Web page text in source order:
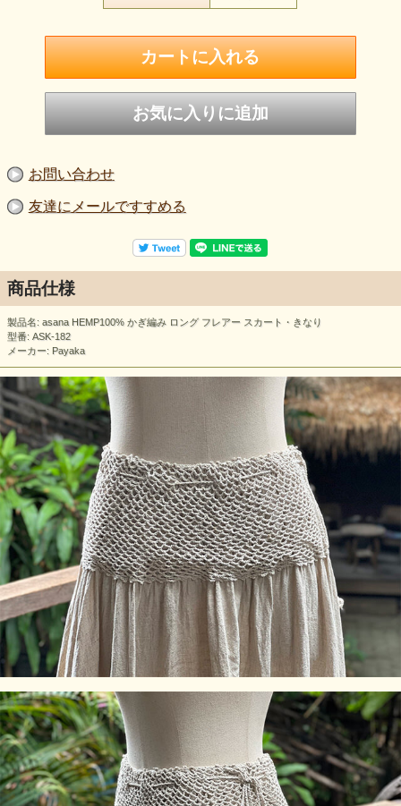
お問い合わせ
友達にメールですすめる
商品仕様
製品名: asana HEMP100% かぎ編み ロング フレアー スカート・きなり
型番: ASK-182
メーカー: Payaka